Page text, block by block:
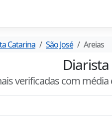
Catarina São José Areias
Diarista
verificadas com média